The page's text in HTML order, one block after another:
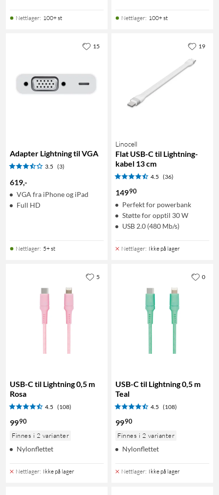
Nettlager: 100+ st Nettlager: 100+ st
Adapter Lightning til VGA
3.5 (3)
619-
VGA fra iPhone og iPad
Full HD
Nettlager: 5+ st
15
Linocell
Flat USB-C til Lightning-
kabel 13 cm
4.5 (36)
14990
Perfekt for powerbank
Støtte for opptil 30 W
USB 2.0 (480 Mb/s)
Nettlager: Ikke på lager
19
USB-C til Lightning 0,5 m
Rosa
4.5 (108)
9990
Finnes i 2 varianter
Nylonflettet
Nettlager: Ikke på lager
5
USB-C til Lightning 0,5 m
Teal
4.5 (108)
9990
Finnes i 2 varianter
Nylonflettet
Nettlager: Ikke på lager
0